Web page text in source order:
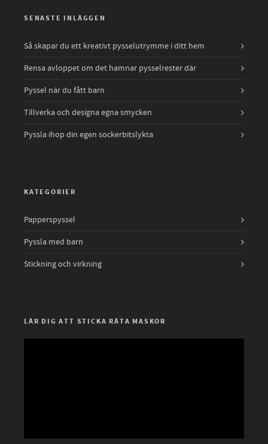
SENASTE INLÄGGEN
Så skapar du ett kreativt pysselutrymme i ditt hem
Rensa avloppet om det hamnar pysselrester där
Pyssel när du fått barn
Tillverka och designa egna smycken
Pyssla ihop din egen sockerbitslykta
KATEGORIER
Papperspyssel
Pyssla med barn
Stickning och virkning
LÄR DIG ATT STICKA RÄTA MASKOR